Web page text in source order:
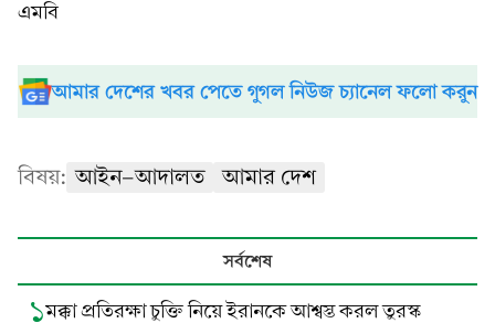
এমবি
আমার দেশের খবর পেতে গুগল নিউজ চ্যানেল ফলো করুন
বিষয়: আইন-আদালত আমার দেশ
সর্বশেষ
১মক্কা প্রতিরক্ষা চুক্তি নিয়ে ইরানকে আশ্বস্ত করল তুরস্ক